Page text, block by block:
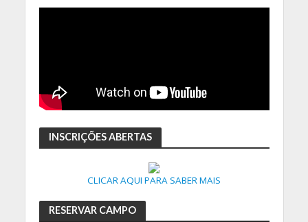
INSCRIÇÕES ABERTAS
CLICAR AQUI PARA SABER MAIS
RESERVAR CAMPO